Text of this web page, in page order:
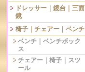
ドレッサー｜鏡台｜三面
鏡
椅子｜チェアー｜ベンチ
ベンチ｜ベンチボック
ス
チェアー｜椅子｜スツ
ール